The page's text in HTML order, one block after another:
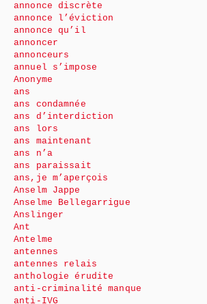
annonce discrète
annonce l’éviction
annonce qu’il
annoncer
annonceurs
annuel s’impose
Anonyme
ans
ans condamnée
ans d’interdiction
ans lors
ans maintenant
ans n’a
ans paraissait
ans,je m’aperçois
Anselm Jappe
Anselme Bellegarrigue
Anslinger
Ant
Antelme
antennes
antennes relais
anthologie érudite
anti-criminalité manque
anti-IVG